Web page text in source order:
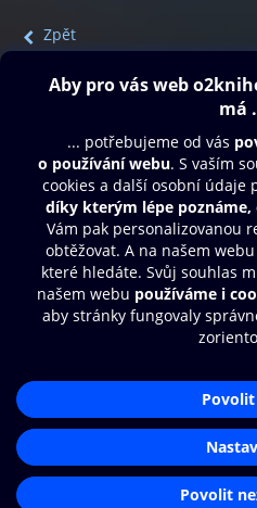
Zpět
Obsah ke stažení
Moje O2 Knihovna
Další zábava
© O2 Czech Republic a.s.
Přístupnost
Zásady zpracování osobních
Nastavení cookies
Čti a